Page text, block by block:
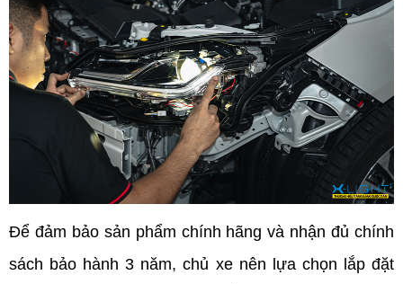
Để đảm bảo sản phẩm chính hãng và nhận đủ chính
sách bảo hành 3 năm, chủ xe nên lựa chọn lắp đặt